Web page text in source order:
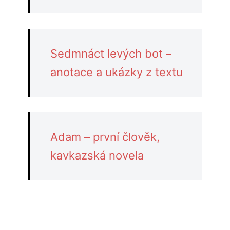
Sedmnáct levých bot –
anotace a ukázky z textu
Adam – první člověk,
kavkazská novela